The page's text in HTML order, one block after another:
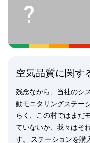
?
空気品質に関す
残念ながら、当社のシ
動モニタリングステー
らく、この村ではまだ
ていないか、我々はそ
す。
ステーションを購